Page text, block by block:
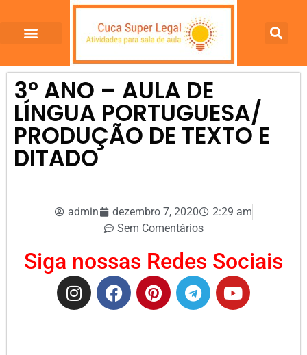
3º ANO – AULA DE
LÍNGUA PORTUGUESA/
PRODUÇÃO DE TEXTO E
DITADO
admin dezembro 7, 2020
2:29 am
Sem Comentários
Siga nossas Redes Sociais